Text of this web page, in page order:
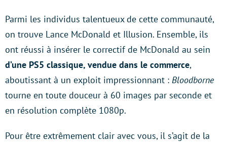
Parmi les individus talentueux de cette communauté,
on trouve Lance McDonald et Illusion. Ensemble, ils
ont réussi à insérer le correctif de McDonald au sein
d’une PS5 classique, vendue dans le commerce,
aboutissant à un exploit impressionnant : Bloodborne
tourne en toute douceur à 60 images par seconde et
en résolution complète 1080p.
Pour être extrêmement clair avec vous, il s’agit de la